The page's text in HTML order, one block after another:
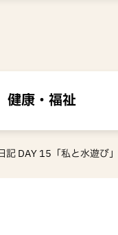
健康・福祉
記 DAY 15「私と水遊び」